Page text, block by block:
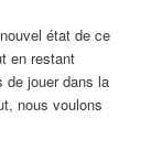
état de ce
en restant
de jouer dans la
nous voulons